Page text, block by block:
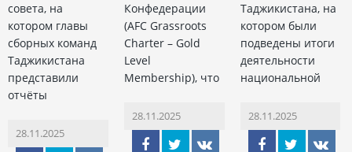
совета, на
котором главы
сборных команд
Таджикистана
представили
отчёты
28.11.2025
Конфедерации
(AFC Grassroots
Charter – Gold
Level
Membership), что
28.11.2025
Таджикистана, на
котором были
подведены итоги
деятельности
национальной
28.11.2025